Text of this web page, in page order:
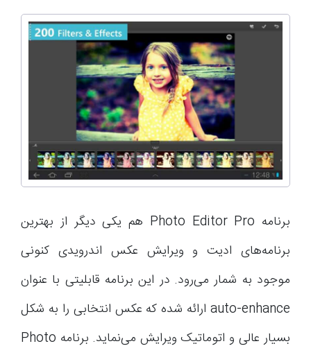
برنامه Photo Editor Pro هم یکی دیگر از بهترین
برنامه‌های ادیت و ویرایش عکس اندرویدی کنونی
موجود به شمار می‌رود. در این برنامه قابلیتی با عنوان
auto-enhance ارائه شده که عکس انتخابی را به شکل
بسیار عالی و اتوماتیک ویرایش می‌نماید. برنامه Photo